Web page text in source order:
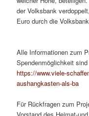
der Volksbank
Euro durch die
Alle Informationen zum
Spendenmöglichkeit
https://www.viele-
aushangkasten-als-ba
Für Rückfragen zum